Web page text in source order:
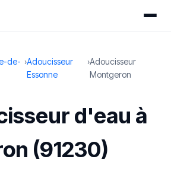
de- ›Adoucisseur
Essonne
›Adoucisseur
Montgeron
d'eau à
(91230)